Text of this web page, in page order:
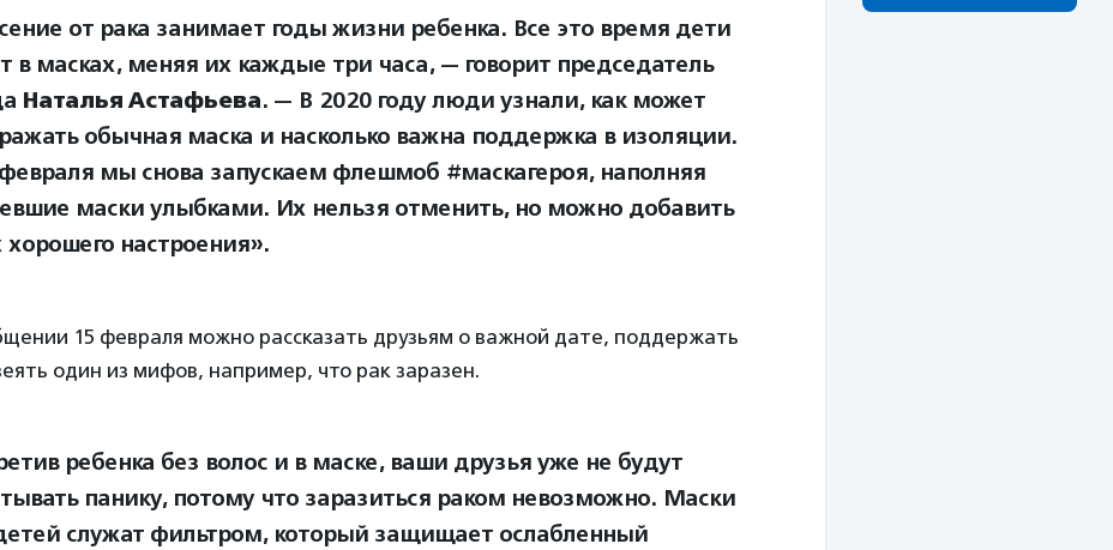
от рака занимает годы жизни ребенка. Все это время дети
в масках, меняя их каждые три часа, — говорит председатель
Наталья Астафьева. — В 2020 году люди узнали, как может
обычная маска и насколько важна поддержка в изоляции.
мы снова запускаем флешмоб #маскагероя, наполняя
маски улыбками. Их нельзя отменить, но можно добавить
хорошего настроения».
15 февраля можно рассказать друзьям о важной дате, поддержать
один из мифов, например, что рак заразен.
ребенка без волос и в маске, ваши друзья уже не будут
панику, потому что заразиться раком невозможно. Маски
служат фильтром, который защищает ослабленный